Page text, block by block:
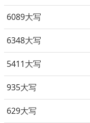
6089大写
6348大写
5411大写
935大写
629大写